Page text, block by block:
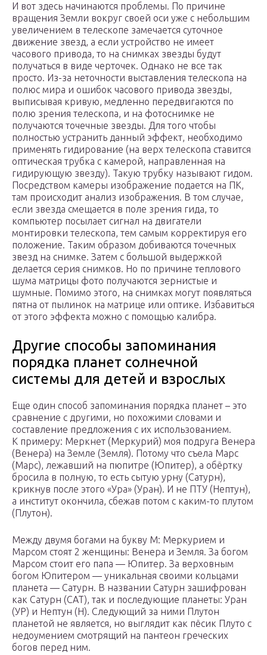
И вот здесь начинаются проблемы. По причине
вращения Земли вокруг своей оси уже с небольшим
увеличением в телескопе замечается суточное
движение звезд, а если устройство не имеет
часового привода, то на снимках звезды будут
получаться в виде черточек. Однако не все так
просто. Из-за неточности выставления телескопа на
полюс мира и ошибок часового привода звезды,
выписывая кривую, медленно передвигаются по
полю зрения телескопа, и на фотоснимке не
получаются точечные звезды. Для того чтобы
полностью устранить данный эффект, необходимо
применять гидирование (на верх телескопа ставится
оптическая трубка с камерой, направленная на
гидирующую звезду). Такую трубку называют гидом.
Посредством камеры изображение подается на ПК,
там происходит анализ изображения. В том случае,
если звезда смещается в поле зрения гида, то
компьютер посылает сигнал на двигатели
монтировки телескопа, тем самым корректируя его
положение. Таким образом добиваются точечных
звезд на снимке. Затем с большой выдержкой
делается серия снимков. Но по причине теплового
шума матрицы фото получаются зернистые и
шумные. Помимо этого, на снимках могут появляться
пятна от пылинок на матрице или оптике. Избавиться
от этого эффекта можно с помощью калибра.
Другие способы запоминания
порядка планет солнечной
системы для детей и взрослых
Еще один способ запоминания порядка планет – это
сравнение с другими, но похожими словами и
составление предложения с их использованием.
К примеру: Меркнет (Меркурий) моя подруга Венера
(Венера) на Земле (Земля). Потому что съела Марс
(Марс), лежавший на пюпитре (Юпитер), а обёртку
бросила в полную, то есть сытую урну (Сатурн),
крикнув после этого «Ура» (Уран). И не ПТУ (Нептун),
а институт окончила, сбежав потом с каким-то плутом
(Плутон).
Между двумя богами на букву М: Меркурием и
Марсом стоят 2 женщины: Венера и Земля. За богом
Марсом стоит его папа — Юпитер. За верховным
богом Юпитером — уникальная своими кольцами
планета — Сатурн. В названии Сатурн зашифрован
как Сатурн (САТ), так и последующие планеты: Уран
(УР) и Нептун (Н). Следующий за ними Плутон
планетой не является, но выглядит как пёсик Плуто с
недоумением смотрящий на пантеон греческих
богов перед ним.